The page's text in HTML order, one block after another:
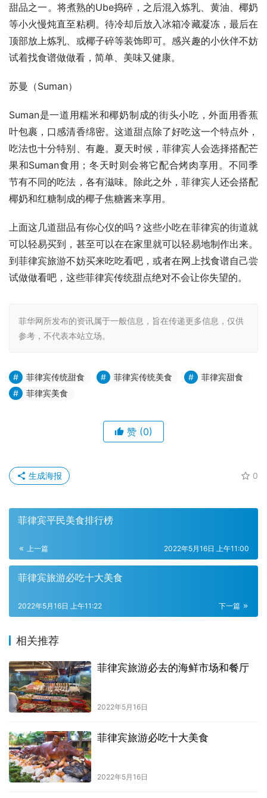
甜品之一。将煮熟的Ube捣碎，之后混入炼乳、黄油、椰奶
等小火慢炖直至粘稠。待冷却后放入冰箱冷藏凝冻，最后在
顶部放上炼乳、或椰子碎等装饰即可。感兴趣的小伙伴不妨
试着找食谱做做看，简单、美味又健康。
苏曼（Suman）
Suman是一道用糯米和椰奶制成的街头小吃，外面用香蕉
叶包裹，口感清香绵密。这道甜点除了好吃这一个特点外，
吃法也十分特别、有趣。夏天时候，菲律宾人会选择搭配芒
果和Suman食用；冬天时则会将它配合烤肉享用。不同季
节有不同的吃法，各有滋味。除此之外，菲律宾人还会搭配
椰奶和红糖制成的椰子焦糖酱来享用。
上面这几道甜品有你心仪的吗？这些小吃在菲律宾的街道就
可以轻易买到，甚至可以在在家里就可以轻易地制作出来。
到菲律宾旅游不妨买来吃吃看吧，或者在网上找食谱自己尝
试做做看吧，这些菲律宾传统甜点绝对不会让你失望的。
菲华网所发布的资讯属于一般信息，旨在传递更多信息，仅供
参考，不代表本站立场。
菲律宾传统甜食 菲律宾传统美食
菲律宾甜食
菲律宾美食
赞 (0)
0
生成海报
菲律宾平民美食排行榜
上一篇 2022年5月16日 上午11:00
菲律宾旅游必吃十大美食
下一篇
2022年5月16日 上午11:22
相关推荐
菲律宾旅游必去的海鲜市场和餐厅
2022年5月16日
菲律宾旅游必吃十大美食
2022年5月16日